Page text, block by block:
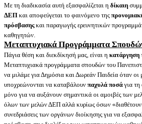
Με τη διαδικασία αυτή εξασφαλίζεται η δίκαιη
ΔΕΠ και αποφεύγεται το φαινόμενο της
πρόσβασηςκαι παραγωγής ερευνητικών
καθηγητών.
Μεταπτυχιακά Προγράμματα
Πάγια θέση και διεκδίκησή μας, είναι η κατάργηση
Μεταπτυχιακά προγράμματα σπουδών του
να μιλάμε για Δημόσια και Δωρεάν Παιδεία όταν οι
υποχρεώνονται να καταβάλουν παχυλά ποσά για
μόνο για να αυξάνουν σημαντικά οι αμοιβές των
όλων των μελών ΔΕΠ αλλά κυρίως όσων
συνεδριάσεις των οργάνων διοίκησης για να